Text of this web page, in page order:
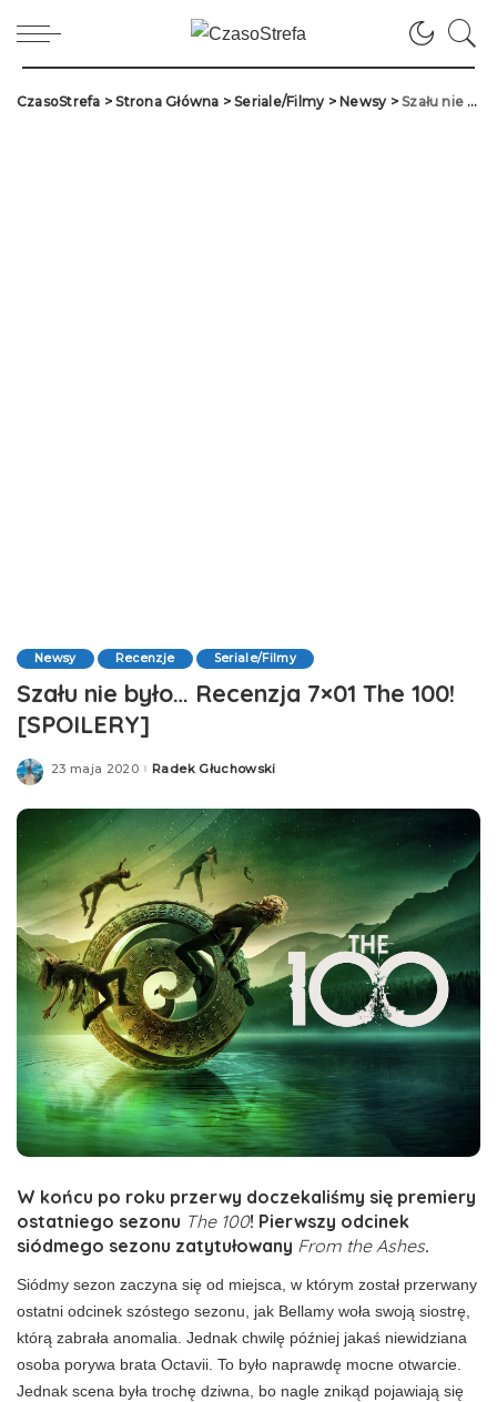
CzasoStrefa >Strona Główna >Seriale/Filmy> Newsy>Szału nie było… Recenzja 7×01 The 100! [SPOILERY]
Newsy Recenzje Seriale/Filmy
Szału nie było… Recenzja 7×01 The 100!
[SPOILERY]
23 maja 2020Posted
Radek Głuchowski
W końcu po roku przerwy doczekaliśmy się premiery
ostatniego sezonu The 100! Pierwszy odcinek
siódmego sezonu zatytułowany From the Ashes.
Siódmy sezon zaczyna się od miejsca, w którym został przerwany
ostatni odcinek szóstego sezonu, jak Bellamy woła swoją siostrę,
którą zabrała anomalia. Jednak chwilę później jakaś niewidziana
osoba porywa brata Octavii. To było naprawdę mocne otwarcie.
Jednak scena była trochę dziwna, bo nagle znikąd pojawiają się